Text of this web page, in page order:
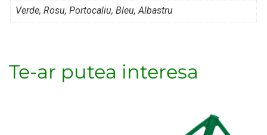
Verde, Rosu, Portocaliu, Bleu, Albastru
Te-ar putea interesa